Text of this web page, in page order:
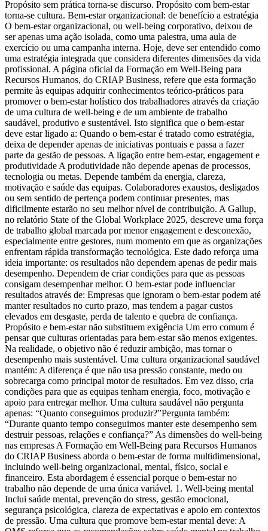
Propósito sem prática torna-se discurso. Propósito com bem-estar
torna-se cultura. Bem-estar organizacional: de benefício a estratégia
O bem-estar organizacional, ou well-being corporativo, deixou de
ser apenas uma ação isolada, como uma palestra, uma aula de
exercício ou uma campanha interna. Hoje, deve ser entendido como
uma estratégia integrada que considera diferentes dimensões da vida
profissional. A página oficial da Formação em Well-Being para
Recursos Humanos, do CRIAP Business, refere que esta formação
permite às equipas adquirir conhecimentos teórico-práticos para
promover o bem-estar holístico dos trabalhadores através da criação
de uma cultura de well-being e de um ambiente de trabalho
saudável, produtivo e sustentável. Isto significa que o bem-estar
deve estar ligado a: Quando o bem-estar é tratado como estratégia,
deixa de depender apenas de iniciativas pontuais e passa a fazer
parte da gestão de pessoas. A ligação entre bem-estar, engagement e
produtividade A produtividade não depende apenas de processos,
tecnologia ou metas. Depende também da energia, clareza,
motivação e saúde das equipas. Colaboradores exaustos, desligados
ou sem sentido de pertença podem continuar presentes, mas
dificilmente estarão no seu melhor nível de contribuição. A Gallup,
no relatório State of the Global Workplace 2025, descreve uma força
de trabalho global marcada por menor engagement e desconexão,
especialmente entre gestores, num momento em que as organizações
enfrentam rápida transformação tecnológica. Este dado reforça uma
ideia importante: os resultados não dependem apenas de pedir mais
desempenho. Dependem de criar condições para que as pessoas
consigam desempenhar melhor. O bem-estar pode influenciar
resultados através de: Empresas que ignoram o bem-estar podem até
manter resultados no curto prazo, mas tendem a pagar custos
elevados em desgaste, perda de talento e quebra de confiança.
Propósito e bem-estar não substituem exigência Um erro comum é
pensar que culturas orientadas para bem-estar são menos exigentes.
Na realidade, o objetivo não é reduzir ambição, mas tornar o
desempenho mais sustentável. Uma cultura organizacional saudável
mantém: A diferença é que não usa pressão constante, medo ou
sobrecarga como principal motor de resultados. Em vez disso, cria
condições para que as equipas tenham energia, foco, motivação e
apoio para entregar melhor. Uma cultura saudável não pergunta
apenas: “Quanto conseguimos produzir?”Pergunta também:
“Durante quanto tempo conseguimos manter este desempenho sem
destruir pessoas, relações e confiança?” As dimensões do well-being
nas empresas A Formação em Well-Being para Recursos Humanos
do CRIAP Business aborda o bem-estar de forma multidimensional,
incluindo well-being organizacional, mental, físico, social e
financeiro. Esta abordagem é essencial porque o bem-estar no
trabalho não depende de uma única variável. 1. Well-being mental
Inclui saúde mental, prevenção do stress, gestão emocional,
segurança psicológica, clareza de expectativas e apoio em contextos
de pressão. Uma cultura que promove bem-estar mental deve: A